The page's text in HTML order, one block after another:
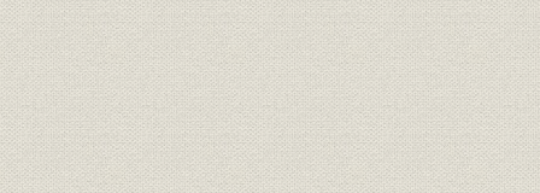
一一 経営の多角・総合化
現況(昭和三十四年四月以降)
関係会社
一 戦前における関係会社